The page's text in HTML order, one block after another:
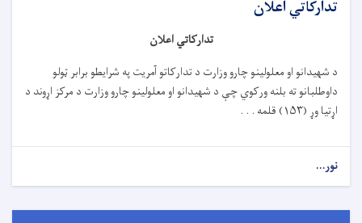
تدارکاتي اعلان
تدارکاتي اعلان
د شهیدانو او معلولینو چارو وزارت د تدارکاتو آمریت په شرایطو برابر ټولو
داوطلبانو ته بلنه ورکوي چې د شهیدانو او معلولینو چارو وزارت د مرکز اړوند د
اړتیا وړ (۱۵۳) قلمه . . .
نور...